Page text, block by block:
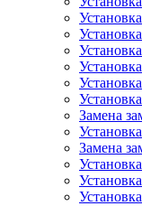
Замена
Замена